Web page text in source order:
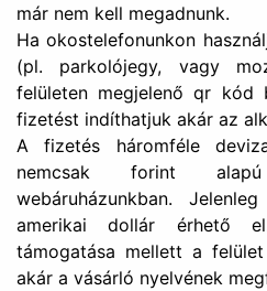
már nem kell megadnunk.
Ha okostelefonunkon
(pl. parkolójegy, vagy
felületen megjelenő qr kód
fizetést indíthatjuk akár az
A fizetés háromféle
nemcsak forint
webáruházunkban.
amerikai dollár érhető
támogatása mellett a
akár a vásárló nyelvének